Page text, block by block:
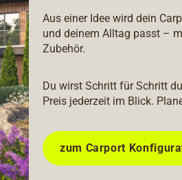
Aus einer Idee wird dein
und deinem Alltag passt –
Zubehör.
Du wirst Schritt für Schritt
Preis jederzeit im Blick.
zum Carport